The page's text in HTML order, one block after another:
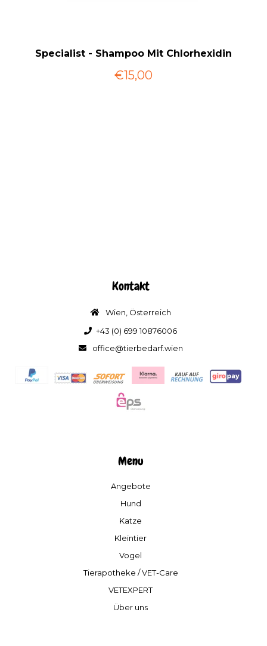
Specialist - Shampoo Mit Chlorhexidin
€15,00
Kontakt
Wien, Österreich
+43 (0) 699 10876006
office@tierbedarf.wien
Menu
Angebote
Hund
Katze
Kleintier
Vogel
Tierapotheke / VET-Care
VETEXPERT
Über uns